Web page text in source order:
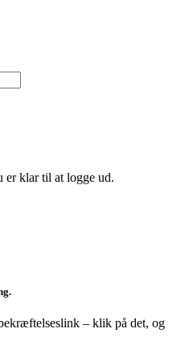
klar til at logge ud.
– klik på det, og